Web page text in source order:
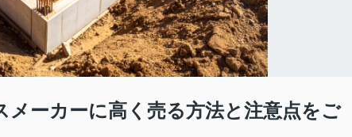
メーカーに高く売る方法と注意点をご